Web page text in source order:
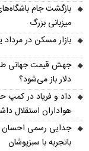
میزبانی بزرگ
بازار مسکن در
دلار باز می‌شود؟
داد و فریاد در کمپ
هواداران استقلال
جدایی رسمی احسان
باتجربه با سبزپوشان